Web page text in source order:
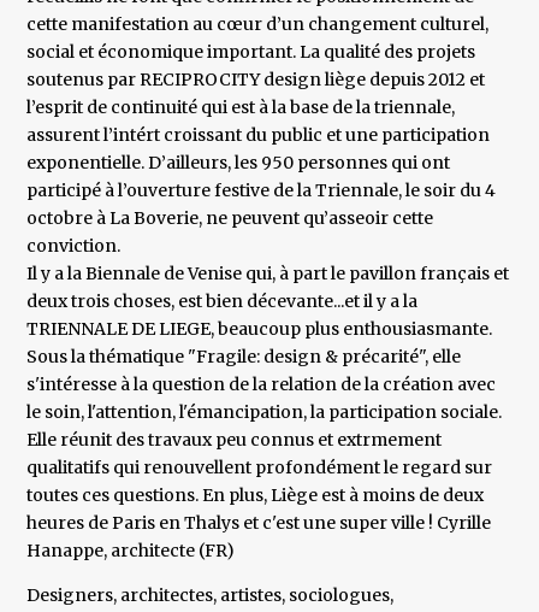
cette manifestation au cœur d’un changement culturel,
social et économique important. La qualité des projets
soutenus par RECIPROCITY design liège depuis 2012 et
l’esprit de continuité qui est à la base de la triennale,
assurent l’intért croissant du public et une participation
exponentielle. D’ailleurs, les 950 personnes qui ont
participé à l’ouverture festive de la Triennale, le soir du 4
octobre à La Boverie, ne peuvent qu’asseoir cette
conviction.
Il y a la Biennale de Venise qui, à part le pavillon français et
deux trois choses, est bien décevante...et il y a la
TRIENNALE DE LIEGE, beaucoup plus enthousiasmante.
Sous la thématique "Fragile: design & précarité", elle
s'intéresse à la question de la relation de la création avec
le soin, l'attention, l'émancipation, la participation sociale.
Elle réunit des travaux peu connus et extrmement
qualitatifs qui renouvellent profondément le regard sur
toutes ces questions. En plus, Liège est à moins de deux
heures de Paris en Thalys et c'est une super ville ! Cyrille
Hanappe, architecte (FR)
Designers, architectes, artistes, sociologues,